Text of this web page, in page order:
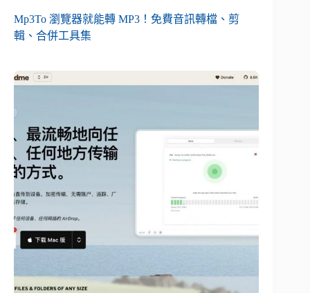
Mp3To 瀏覽器就能轉 MP3！免費音訊轉檔、剪
輯、合併工具集